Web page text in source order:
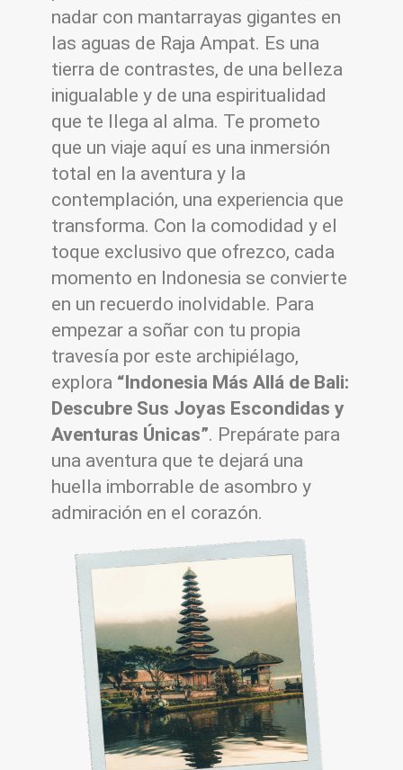
nadar con mantarrayas gigantes en
las aguas de Raja Ampat. Es una
tierra de contrastes, de una belleza
inigualable y de una espiritualidad
que te llega al alma. Te prometo
que un viaje aquí es una inmersión
total en la aventura y la
contemplación, una experiencia que
transforma. Con la comodidad y el
toque exclusivo que ofrezco, cada
momento en Indonesia se convierte
en un recuerdo inolvidable. Para
empezar a soñar con tu propia
travesía por este archipiélago,
explora “Indonesia Más Allá de Bali:
Descubre Sus Joyas Escondidas y
Aventuras Únicas”. Prepárate para
una aventura que te dejará una
huella imborrable de asombro y
admiración en el corazón.